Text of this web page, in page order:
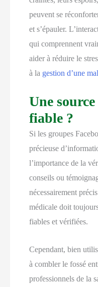
peuvent se
et s’épauler.
qui comprennent
aider à réduire le
à la gestion d’une
Une
fiable ?
Si les groupes
précieuse
l’importance de la
conseils ou
nécessairement
médicale doit
fiables et vérifiées.
Cependant, bien
à combler le fossé
professionnels de la